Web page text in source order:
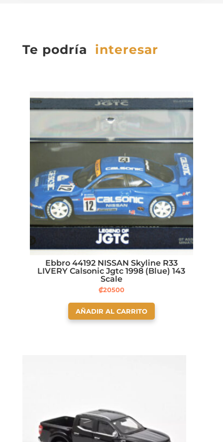
Te podría interesar
Ebbro 44192 NISSAN Skyline R33
LIVERY Calsonic Jgtc 1998 (Blue) 143
Scale
₡20500
AÑADIR AL CARRITO